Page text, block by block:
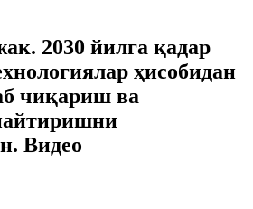
2030 йилга қадар
ҳисобидан
чиқариш ва
Видео